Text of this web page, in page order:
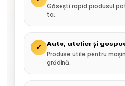
Găsești rapid produsul
ta.
✓ Auto, atelier și
Produse utile pentru
grădină.